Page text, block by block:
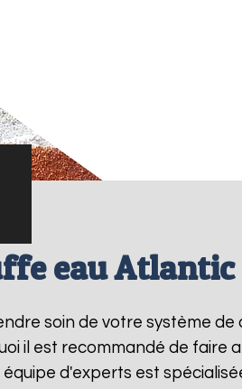
eau
soin de votre système
il est recommandé de faire
équipe d'experts est